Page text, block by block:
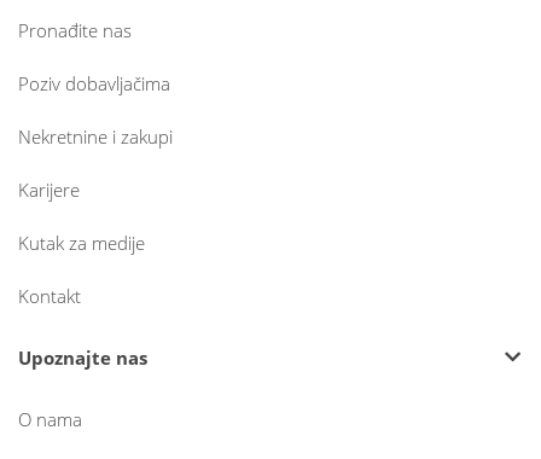
Pronađite nas
Poziv dobavljačima
Nekretnine i zakupi
Karijere
Kutak za medije
Kontakt
Upoznajte nas
O nama